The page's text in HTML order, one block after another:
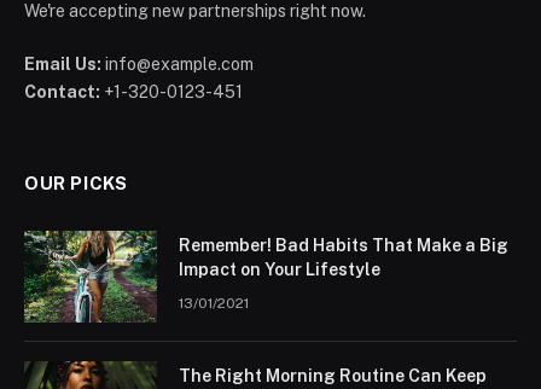
We're accepting new partnerships right now.
Email Us: info@example.com
Contact: +1-320-0123-451
OUR PICKS
Remember! Bad Habits That Make a Big
Impact on Your Lifestyle
13/01/2021
The Right Morning Routine Can Keep